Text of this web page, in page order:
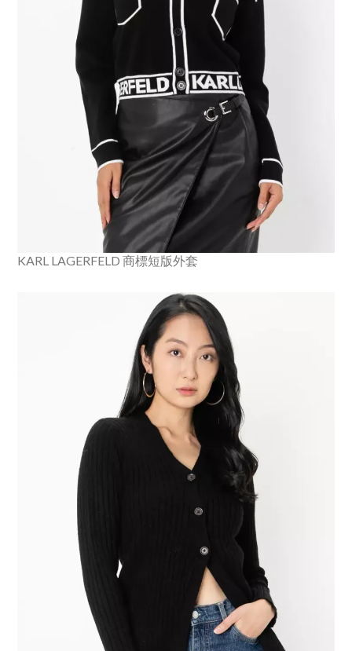
KARL LAGERFELD 商標短版外套